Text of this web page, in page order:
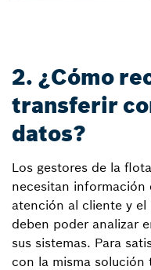
2. ¿Cómo
transferir
datos?
Los gestores de la
necesitan información
atención al cliente y
deben poder analizar
sus sistemas. Para
con la misma